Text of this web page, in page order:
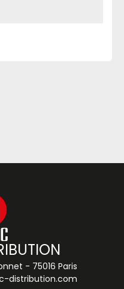
- 75016 Paris
distribution.com